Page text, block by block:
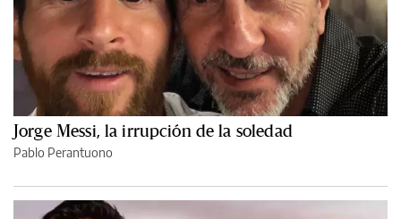
Jorge Messi, la irrupción de la soledad
Pablo Perantuono